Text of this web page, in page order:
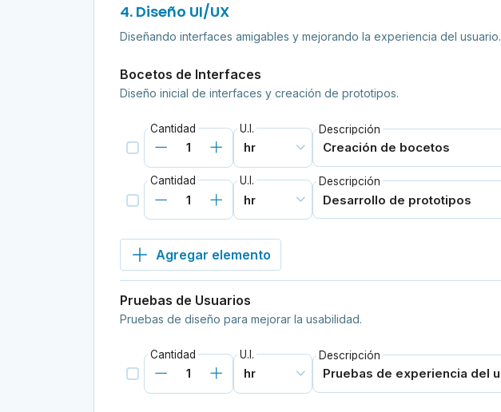
4. Diseño UI/UX
Diseñando interfaces amigables y mejorando la experiencia del usuario.
Bocetos de Interfaces
Diseño inicial de interfaces y creación de prototipos.
Cantidad U.I. Descripción
Cantidad U.I. Descripción
Agregar elemento
Pruebas de Usuarios
Pruebas de diseño para mejorar la usabilidad.
Cantidad U.I. Descripción